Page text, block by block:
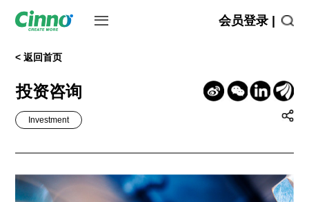
会员登录 |
< 返回首页
投资咨询
Investment